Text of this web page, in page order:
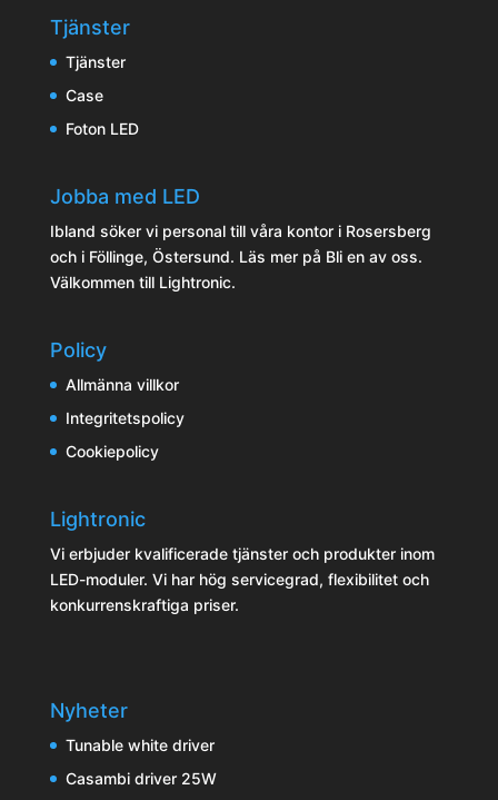
Tjänster
Tjänster
Case
Foton LED
Jobba med LED
Ibland söker vi personal till våra kontor i Rosersberg
och i Föllinge, Östersund. Läs mer på Bli en av oss.
Välkommen till Lightronic.
Policy
Allmänna villkor
Integritetspolicy
Cookiepolicy
Lightronic
Vi erbjuder kvalificerade tjänster och produkter inom
LED-moduler. Vi har hög servicegrad, flexibilitet och
konkurrenskraftiga priser.
Nyheter
Tunable white driver
Casambi driver 25W